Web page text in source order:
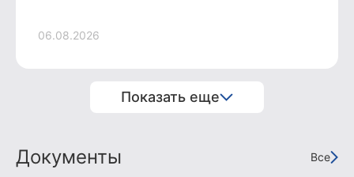
06.08.2026
Показать еще
Документы Все